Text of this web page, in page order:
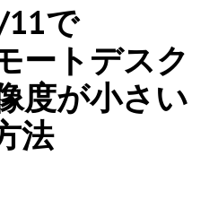
11で
ートデスク
度が小さい
法